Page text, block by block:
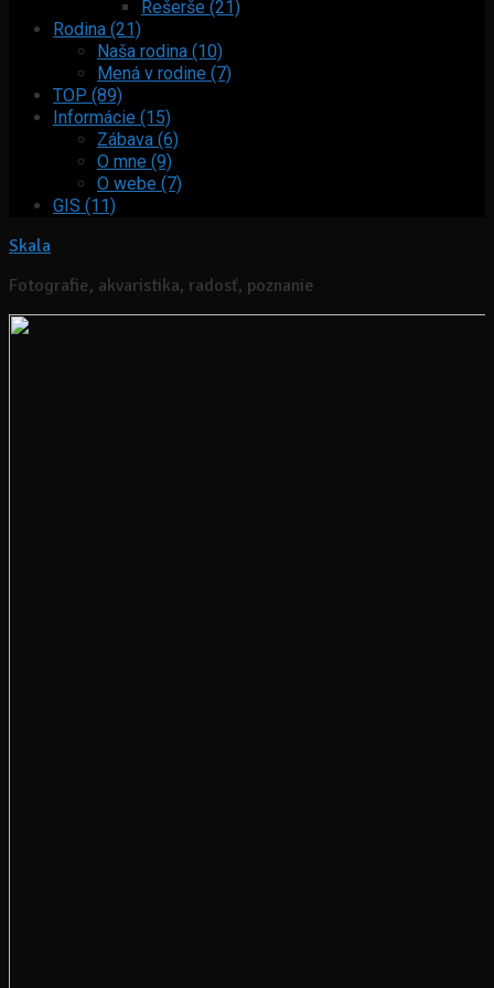
Rešerše (21)
Rodina (21)
Naša rodina (10)
Mená v rodine (7)
TOP (89)
Informácie (15)
Zábava (6)
O mne (9)
O webe (7)
GIS (11)
Skala
Fotografie, akvaristika, radosť, poznanie